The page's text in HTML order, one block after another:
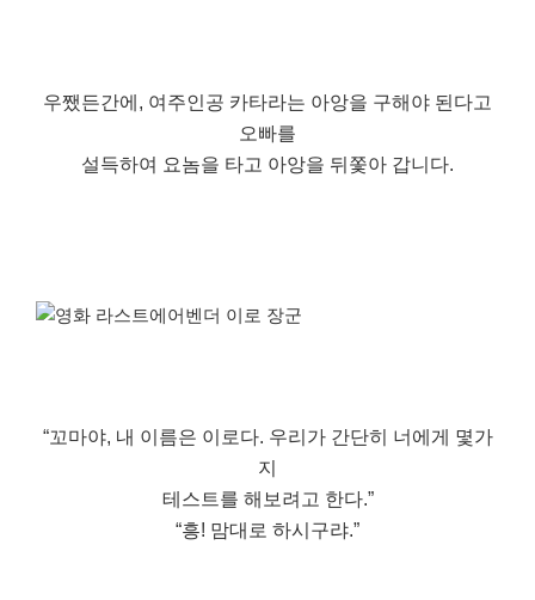
우쨌든간에, 여주인공 카타라는 아앙을 구해야 된다고
오빠를
설득하여 요놈을 타고 아앙을 뒤쫓아 갑니다.
“꼬마야, 내 이름은 이로다. 우리가 간단히 너에게 몇가
지
테스트를 해보려고 한다.”
“흥! 맘대로 하시구랴.”